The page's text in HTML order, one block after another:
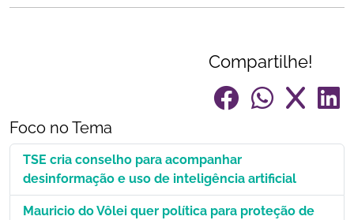
Compartilhe!
Foco no Tema
TSE cria conselho para acompanhar
desinformação e uso de inteligência artificial
Mauricio do Vôlei quer política para proteção de